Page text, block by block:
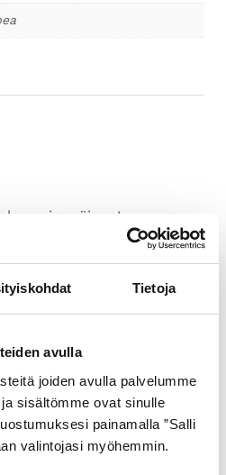
Tietoja
avulla
joiden avulla palvelumme
sisältömme ovat sinulle
painamalla ”Salli
valintojasi myöhemmin.
ensimmäinen!
3/54/55/5